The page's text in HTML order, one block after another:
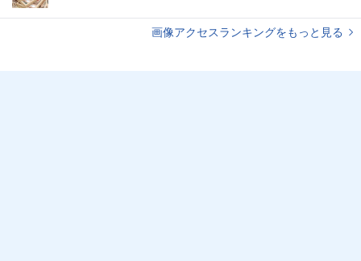
画像アクセスランキングをもっと見る